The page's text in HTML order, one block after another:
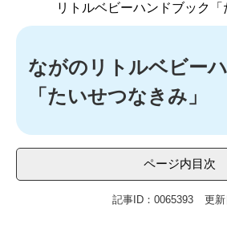
リトルベビーハンドブック「
本
ながのリトルベビー
「たいせつなきみ」
ページ内目次
記事ID：0065393 更